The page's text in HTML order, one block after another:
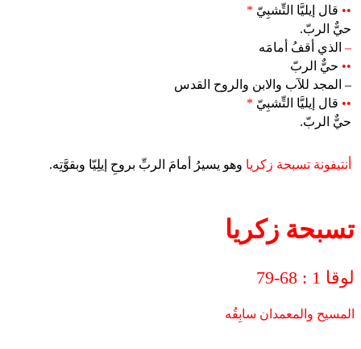
•• قال إيليَّا التِّشبِيّ *
حيٌّ الربّ.
– الذي أقفُ أمامَه
•• حيٌّ الربّ
– المجد للآب والابن والروح القدس
•• قال إيليَّا التِّشبِيّ *
حيٌّ الربّ.
أنتيفونة تسبحة زكريا وهو يسيرُ أمامَ الربِّ بروحِ إيلِيّا وبقوَّتِه.
تسبحة زكريا
لوقا 1 : 68-79
المسيح والمعمدان سابِقُه